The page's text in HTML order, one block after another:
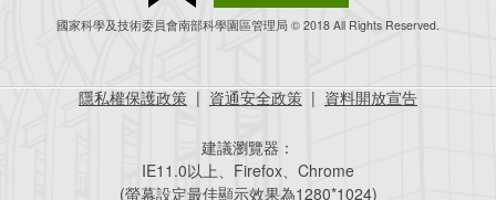
國家科學及技術委員會南部科學園區管理局 © 2018 All Rights Reserved.
隱私權保護政策 | 資通安全政策 | 資料開放宣告
建議瀏覽器：
IE11.0以上、Firefox、Chrome
(螢幕設定最佳顯示效果為1280*1024)